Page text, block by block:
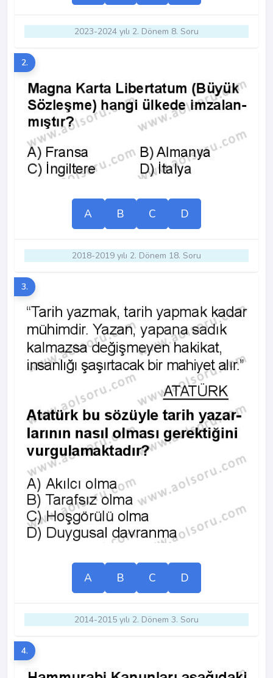
2023-2024 yılı 2. Dönem 8. Soru
2.
A B C D
2018-2019 yılı 2. Dönem 18. Soru
3.
A B C D
2014-2015 yılı 2. Dönem 3. Soru
4.